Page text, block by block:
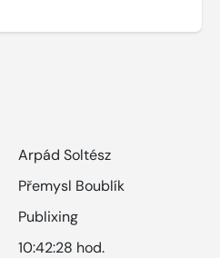
Arpád Soltész
Přemysl Boublík
Publixing
10:42:28 hod.